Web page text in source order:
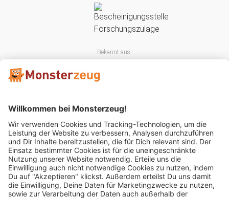
Bekannt aus:
Mitglied im: